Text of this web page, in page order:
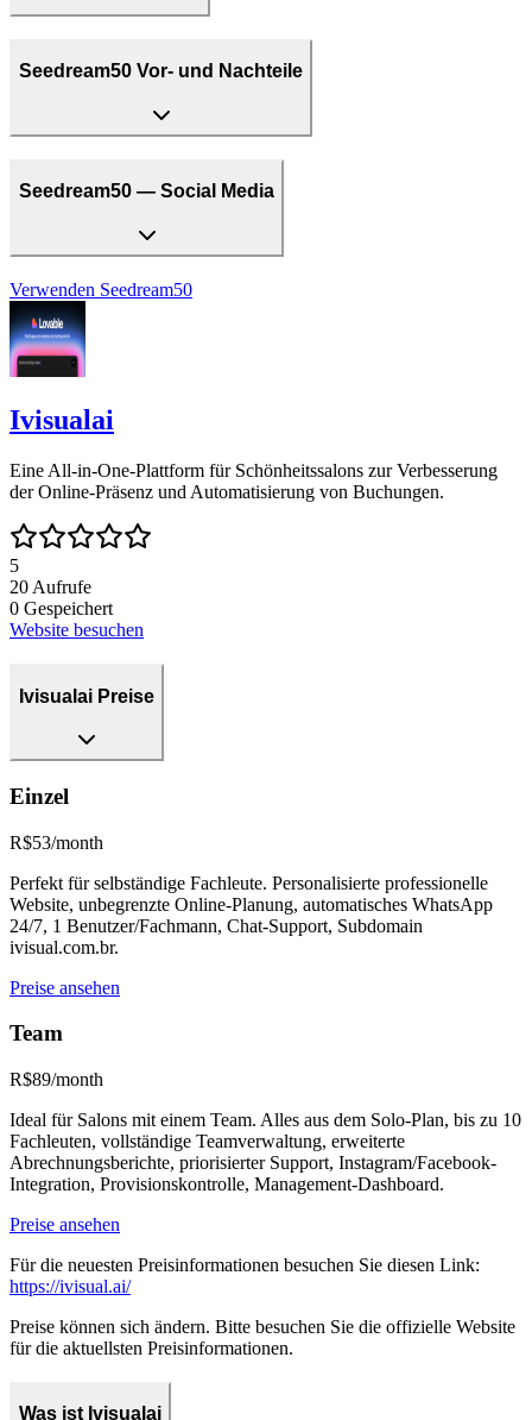
Seedream50 Vor- und Nachteile
Seedream50 — Social Media
Verwenden Seedream50
Ivisualai
Eine All-in-One-Plattform für Schönheitssalons zur Verbesserung
der Online-Präsenz und Automatisierung von Buchungen.
5
20 Aufrufe
0 Gespeichert
Website besuchen
Ivisualai Preise
Einzel
R$53/month
Perfekt für selbständige Fachleute. Personalisierte professionelle
Website, unbegrenzte Online-Planung, automatisches WhatsApp
24/7, 1 Benutzer/Fachmann, Chat-Support, Subdomain
ivisual.com.br.
Preise ansehen
Team
R$89/month
Ideal für Salons mit einem Team. Alles aus dem Solo-Plan, bis zu 10
Fachleuten, vollständige Teamverwaltung, erweiterte
Abrechnungsberichte, priorisierter Support, Instagram/Facebook-
Integration, Provisionskontrolle, Management-Dashboard.
Preise ansehen
Für die neuesten Preisinformationen besuchen Sie diesen Link:
https://ivisual.ai/
Preise können sich ändern. Bitte besuchen Sie die offizielle Website
für die aktuellsten Preisinformationen.
Was ist Ivisualai